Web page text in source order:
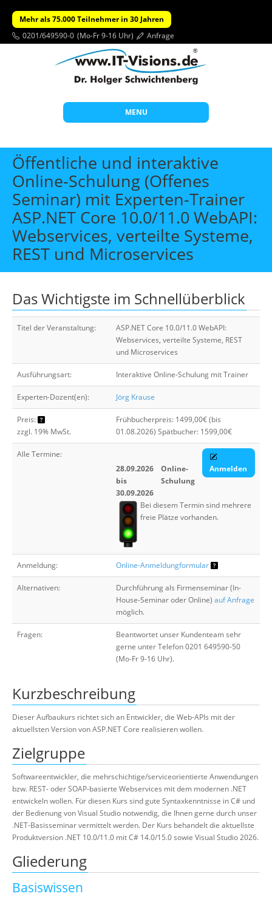
Mehr als 75.000 Teilnehmer in 30 Jahren
0201/649590-0 (Mo-Fr 9-16 Uhr) Anfrage
MENU
Start
Themen
Beratung
Individuelle Schulungen
Offene Seminare
Wissen
Suche
Öffentliche und interaktive
Online-Schulung (Offenes
Seminar) mit Experten-Trainer
ASP.NET Core 10.0/11.0 WebAPI:
Webservices, verteilte Systeme,
REST und Microservices
Das Wichtigste im Schnellüberblick
Titel der Veranstaltung:
ASP.NET Core 10.0/11.0 WebAPI:
Webservices, verteilte Systeme, REST
und Microservices
Ausführungsart: Interaktive Online-Schulung mit Trainer
Experten-Dozent(en): Jörg Krause
Preis:
zzgl. 19% MwSt.
Frühbucherpreis: 1499,00€ (bis
01.08.2026) Spätbucher: 1599,00€
Alle Termine:
28.09.2026
bis
30.09.2026
Online-
Schulung
Anmelden
Bei diesem Termin sind mehrere
freie Plätze vorhanden.
Anmeldung: Online-Anmeldungformular
Alternativen:
Durchführung als Firmenseminar (In-
House-Seminar oder Online) auf Anfrage
möglich.
Fragen:
Beantwortet unser Kundenteam sehr
gerne unter Telefon 0201 649590-50
(Mo-Fr 9-16 Uhr).
Kurzbeschreibung
Dieser Aufbaukurs richtet sich an Entwickler, die Web-APIs mit der
aktuellsten Version von ASP.NET Core realisieren wollen.
Zielgruppe
Softwareentwickler, die mehrschichtige/serviceorientierte Anwendungen
bzw. REST- oder SOAP-basierte Webservices mit dem modernen .NET
entwickeln wollen. Für diesen Kurs sind gute Syntaxkenntnisse in C# und
der Bedienung von Visual Studio notwendig, die Ihnen gerne durch unser
.NET-Basisseminar vermittelt werden. Der Kurs behandelt die aktuellste
Produktversion .NET 10.0/11.0 mit C# 14.0/15.0 sowie Visual Studio 2026.
Gliederung
Basiswissen